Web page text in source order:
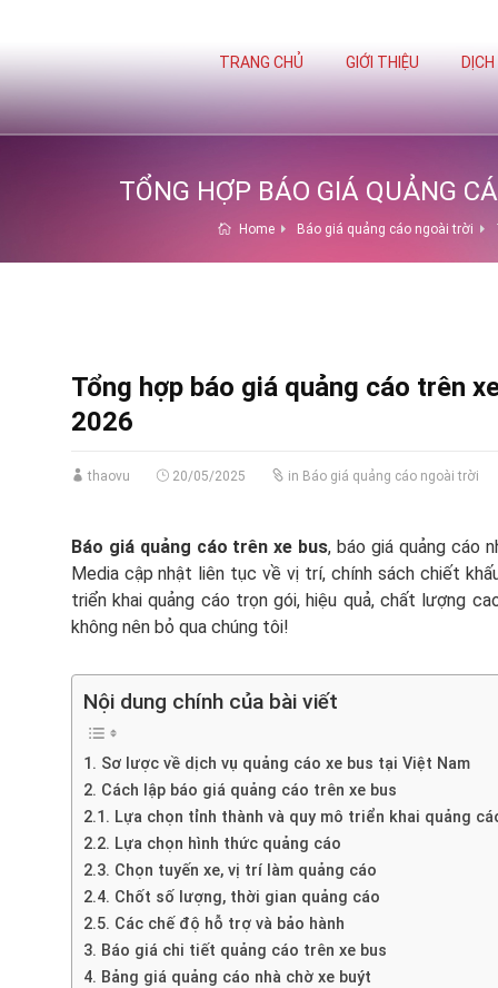
TRANG CHỦ GIỚI THIỆU
TỔNG HỢP BÁO GIÁ QUẢNG
Home Báo giá quảng cáo ngoài trời
Tổng hợp báo giá quảng cáo trên
2026
thaovu 20/05/2025 in Báo giá quảng cáo ngoài trời
Báo giá quảng cáo trên xe bus, báo giá quảng cáo
Media cập nhật liên tục về vị trí, chính sách chiết
triển khai quảng cáo trọn gói, hiệu quả, chất lượng
không nên bỏ qua chúng tôi!
Nội dung chính của bài viết
1. Sơ lược về dịch vụ quảng cáo xe bus tại Việt Nam
2. Cách lập báo giá quảng cáo trên xe bus
2.1. Lựa chọn tỉnh thành và quy mô triển khai quảng
2.2. Lựa chọn hình thức quảng cáo
2.3. Chọn tuyến xe, vị trí làm quảng cáo
2.4. Chốt số lượng, thời gian quảng cáo
2.5. Các chế độ hỗ trợ và bảo hành
3. Báo giá chi tiết quảng cáo trên xe bus
4. Bảng giá quảng cáo nhà chờ xe buýt